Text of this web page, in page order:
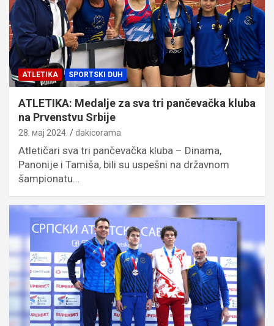
ATLETIKA SPORTSKI DUH
ATLETIKA: Medalje za sva tri pančevačka kluba
na Prvenstvu Srbije
28. мај 2024. dakicorama
Atletičari sva tri pančevačka kluba – Dinama,
Panonije i Tamiša, bili su uspešni na državnom
šampionatu…